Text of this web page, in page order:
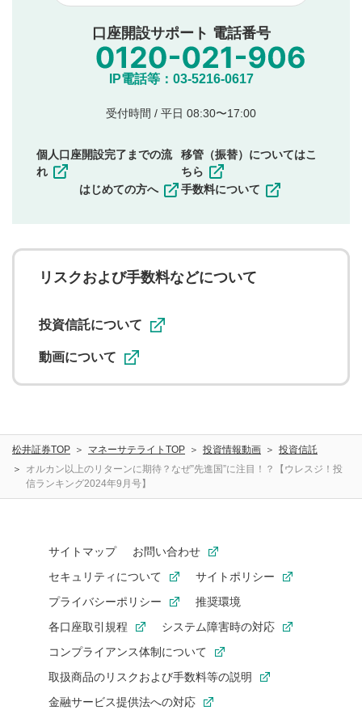
他者への誹謗中傷や差別的表現投稿
公序良俗に反する内容の投稿
氏名、住所、電話番号など個人を特定できる情報の
他のサイトへの誘導や営利目的、広告・宣伝を目
他者の権利（商標、著作権、その他の知的財産
その他当社が不適切と判断した投稿
一度投稿した評価およびコメントの変更・削除はできま
ことを承諾したものとします。また、利用者は、コメント
に関する著作者人格権を行使しないことに同意します。利
用者が投稿したコメントは、当社サービスの広告・宣伝、
ることがあります。
口座開設サポート 電話番号
IP電話等：03-5216-0617
受付時間 / 平日 08:30〜17:00
個人口座開設完了までの流
れ
はじめての方へ
移管（振替）についてはこ
ちら
手数料について
リスクおよび手数料などについて
投資信託について
動画について
松井証券TOP マネーサテライトTOP 投資情報動画
投資信託
オルカン以上のリターンに期待？なぜ”先進国”に注目！？【ウレスジ！投
信ランキング2024年9月号】
サイトマップ
お問い合わせ
セキュリティについて
サイトポリシー
プライバシーポリシー
推奨環境
各口座取引規程
システム障害時の対応
コンプライアンス体制について
取扱商品のリスクおよび手数料等の説明
金融サービス提供法への対応